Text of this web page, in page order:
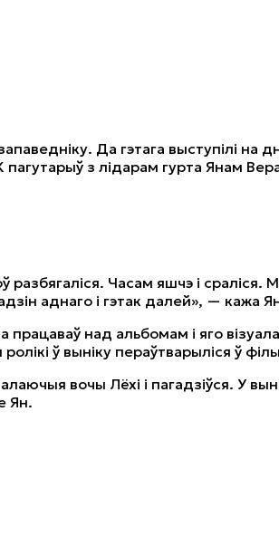
Да гэтага выступілі на
з лідарам гурта Янам
разбягаліся. Часам яшчэ і сраліся.
аднаго і гэтак далей», — кажа
працаваў над альбомам і яго
ў выніку пераўтварыліся ў
вочы Лёхі і пагадзіўся. У
Ян.